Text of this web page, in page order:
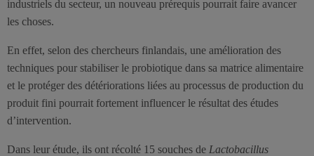
industriels du secteur, un nouveau prérequis pourrait faire avancer
les choses.
En effet, selon des chercheurs finlandais, une amélioration des
techniques pour stabiliser le probiotique dans sa matrice alimentaire
et le protéger des détériorations liées au processus de production du
produit fini pourrait fortement influencer le résultat des études
d’intervention.
Dans leur étude, ils ont récolté 15 souches de Lactobacillus